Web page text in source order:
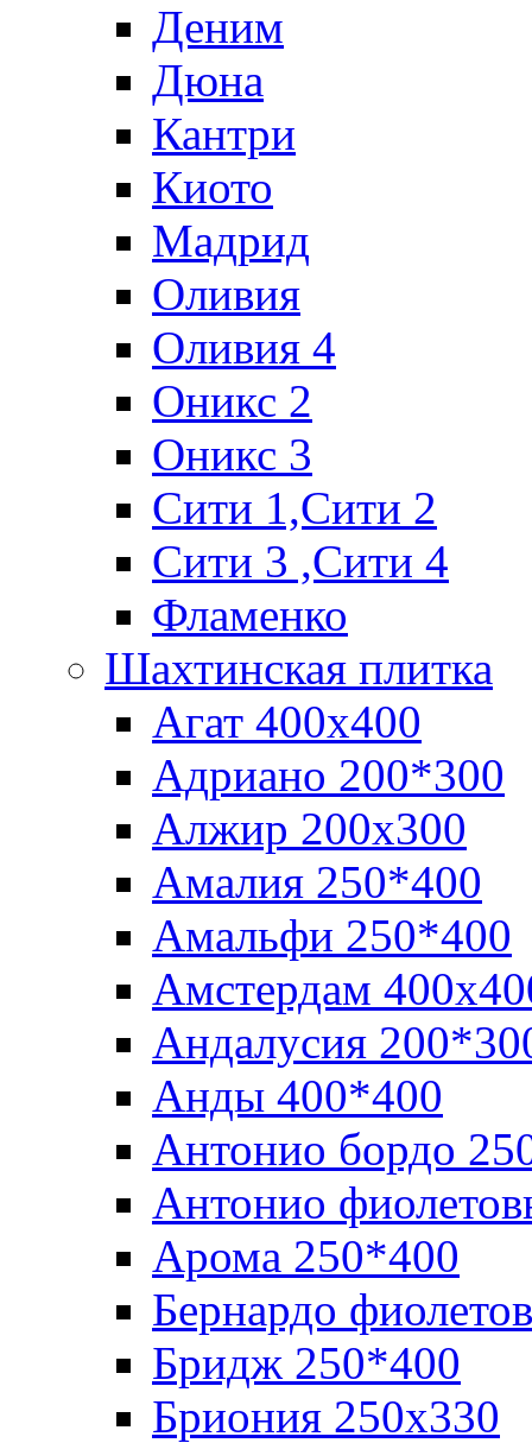
Деним
Дюна
Кантри
Киото
Мадрид
Оливия
Оливия 4
Оникс 2
Оникс 3
Сити 1,Cити 2
Сити 3 ,Сити 4
Фламенко
Шахтинская плитка
Агат 400х400
Адриано 200*300
Алжир 200х300
Амалия 250*400
Амальфи 250*400
Амстердам
Андалусия
Анды 400*400
Антонио бордо
Антонио
Арома 250*400
Бернардо
Бридж 250*400
Бриония 250х330